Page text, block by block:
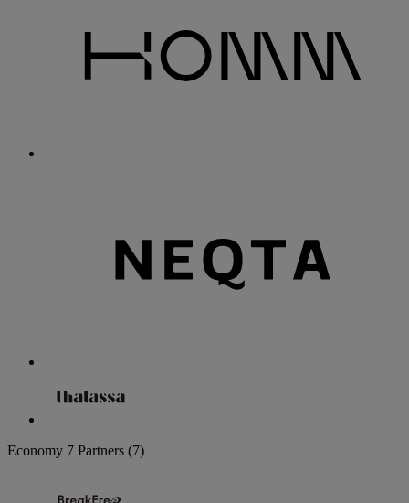
Economy 7 Partners (7)